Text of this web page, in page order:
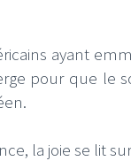
ayant
pour que le
la joie se lit